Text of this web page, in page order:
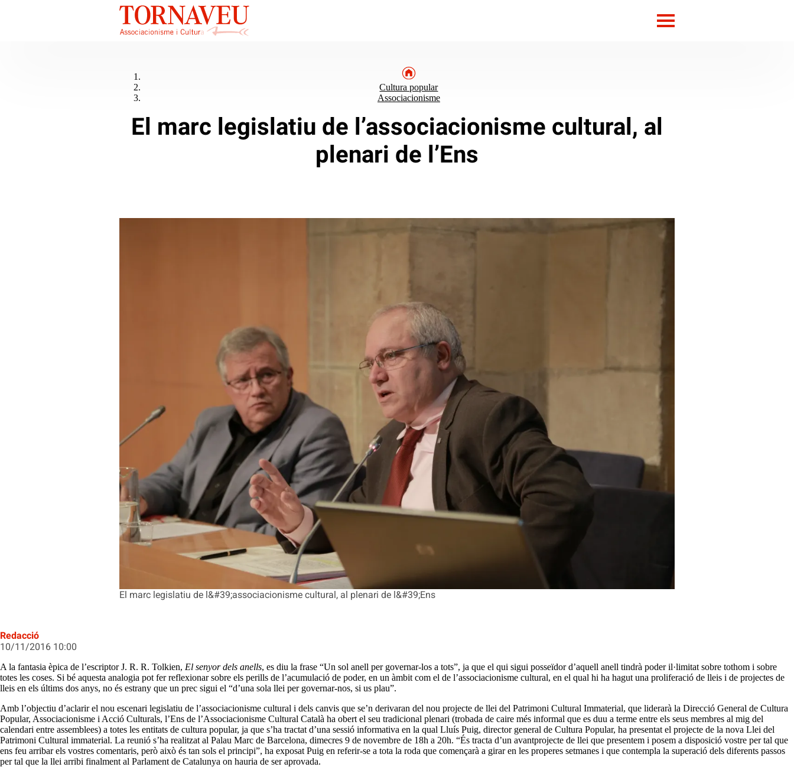
El marc legislatiu de l&#39;associacionisme cultural, al plenari de l&#39;Ens
Cultura popular
Associacionisme
El marc legislatiu de l’associacionisme cultural, al
plenari de l’Ens
Redacció
10/11/2016 10:00
A la fantasia èpica de l’escriptor J. R. R. Tolkien, El senyor dels anells, es diu la frase “Un sol anell per governar-los a tots”, ja que el qui sigui posseïdor d’aquell anell tindrà poder il·limitat sobre tothom i sobre
totes les coses. Si bé aquesta analogia pot fer reflexionar sobre els perills de l’acumulació de poder, en un àmbit com el de l’associacionisme cultural, en el qual hi ha hagut una proliferació de lleis i de projectes de
lleis en els últims dos anys, no és estrany que un prec sigui el “d’una sola llei per governar-nos, si us plau”.
Amb l’objectiu d’aclarir el nou escenari legislatiu de l’associacionisme cultural i dels canvis que se’n derivaran del nou projecte de llei del Patrimoni Cultural Immaterial, que liderarà la Direcció General de Cultura
Popular, Associacionisme i Acció Culturals, l’Ens de l’Associacionisme Cultural Català ha obert el seu tradicional plenari (trobada de caire més informal que es duu a terme entre els seus membres al mig del
calendari entre assemblees) a totes les entitats de cultura popular, ja que s’ha tractat d’una sessió informativa en la qual Lluís Puig, director general de Cultura Popular, ha presentat el projecte de la nova Llei del
Patrimoni Cultural immaterial. La reunió s’ha realitzat al Palau Marc de Barcelona, dimecres 9 de novembre de 18h a 20h. “És tracta d’un avantprojecte de llei que presentem i posem a disposició vostre per tal que
ens feu arribar els vostres comentaris, però això és tan sols el principi”, ha exposat Puig en referir-se a tota la roda que començarà a girar en les properes setmanes i que contempla la superació dels diferents passos
per tal que la llei arribi finalment al Parlament de Catalunya on hauria de ser aprovada.